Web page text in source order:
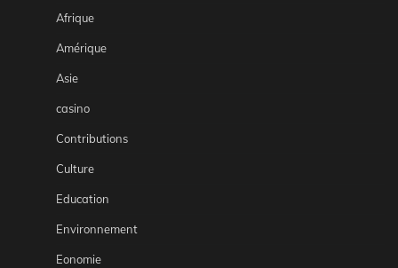
Afrique
Amérique
Asie
casino
Contributions
Culture
Education
Environnement
Eonomie